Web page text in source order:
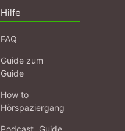
Hilfe
FAQ
Guide zum
Guide
How to
Hörspaziergang
Podcast „Guide